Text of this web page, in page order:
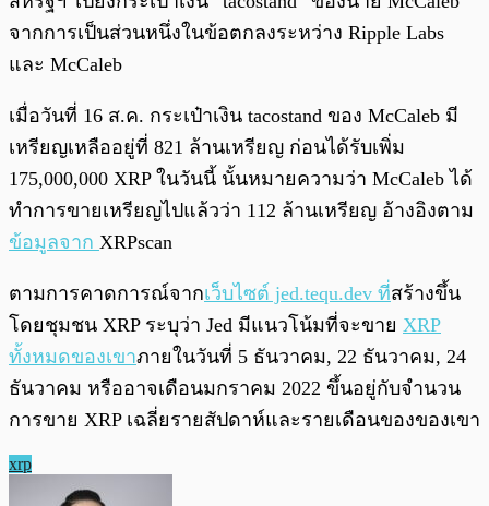
จากการเป็นส่วนหนึ่งในข้อตกลงระหว่าง Ripple Labs
และ McCaleb
เมื่อวันที่ 16 ส.ค. กระเป๋าเงิน tacostand ของ McCaleb มี
เหรียญเหลืออยู่ที่ 821 ล้านเหรียญ ก่อนได้รับเพิ่ม
175,000,000 XRP ในวันนี้ นั้นหมายความว่า McCaleb ได้
ทำการขายเหรียญไปแล้วว่า 112 ล้านเหรียญ อ้างอิงตาม
ข้อมูลจาก XRPscan
ตามการคาดการณ์จากเว็บไซต์ jed.tequ.dev ที่สร้างขึ้น
โดยชุมชน XRP ระบุว่า Jed มีแนวโน้มที่จะขาย XRP
ทั้งหมดของเขาภายในวันที่ 5 ธันวาคม, 22 ธันวาคม, 24
ธันวาคม หรืออาจเดือนมกราคม 2022 ขึ้นอยู่กับจำนวน
การขาย XRP เฉลี่ยรายสัปดาห์และรายเดือนของของเขา
xrp